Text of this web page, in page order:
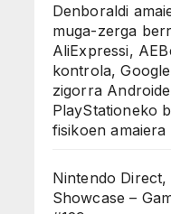
Denboraldi
muga-zerga
AliExpressi,
kontrola,
zigorra
PlayStationeko
fisikoen amaiera
Nintendo
Showcase –